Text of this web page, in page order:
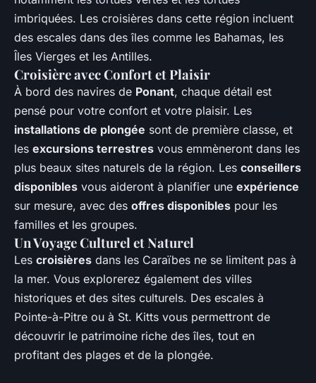
imbriquées. Les croisières dans cette région incluent
des escales dans des îles comme les Bahamas, les
Îles Vierges et les Antilles.
Croisière avec Confort et Plaisir
À bord des navires de Ponant, chaque détail est
pensé pour votre confort et votre plaisir. Les
installations de plongée sont de première classe, et
les excursions terrestres vous emmèneront dans les
plus beaux sites naturels de la région. Les conseillers
disponibles vous aideront à planifier une expérience
sur mesure, avec des offres disponibles pour les
familles et les groupes.
Un Voyage Culturel et Naturel
Les croisières dans les Caraïbes ne se limitent pas à
la mer. Vous explorerez également des villes
historiques et des sites culturels. Des escales à
Pointe-à-Pitre ou à St. Kitts vous permettront de
découvrir le patrimoine riche des îles, tout en
profitant des plages et de la plongée.